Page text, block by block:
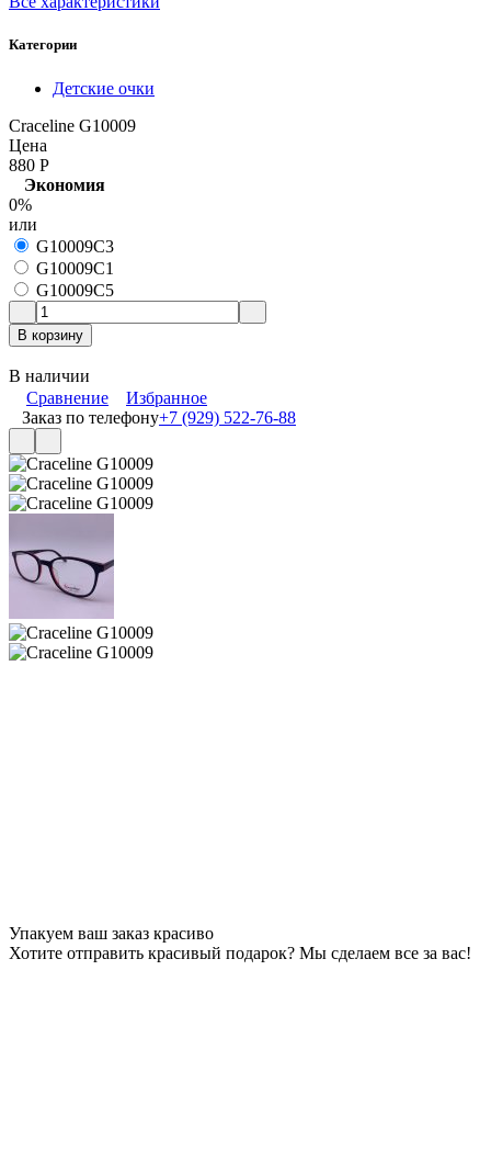
Категории
Детские очки
Craceline G10009
Цена
880 Р
Экономия
0%
или
G10009C3
G10009C1
G10009C5
В корзину
В наличии
Сравнение
Избранное
Заказ по телефону+7 (929) 522-76-88
Упакуем ваш заказ красиво
Хотите отправить красивый подарок? Мы сделаем все за вас!